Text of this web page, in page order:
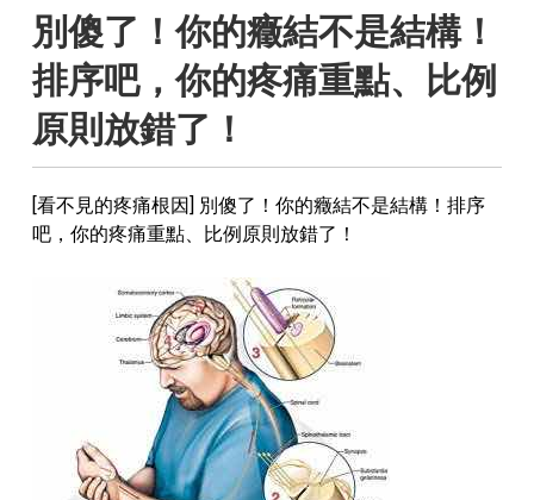
別傻了！你的癥結不是結構！
排序吧，你的疼痛重點、比例
原則放錯了！
[看不見的疼痛根因] 別傻了！你的癥結不是結構！排序
吧，你的疼痛重點、比例原則放錯了！